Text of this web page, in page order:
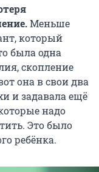
Меньше
который
была одна
скопление
она в свои два
и задавала ещё
надо
Это было
ребёнка.